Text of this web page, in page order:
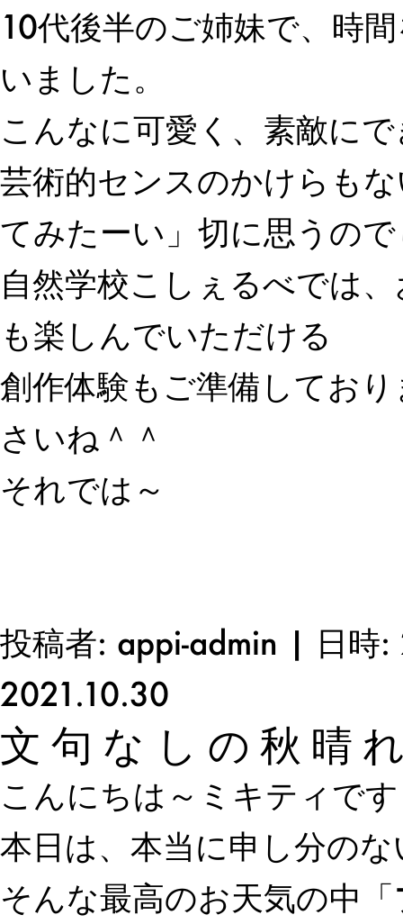
10代後半のご姉妹で、時
いました。
こんなに可愛く、素敵に
芸術的センスのかけらも
てみたーい」切に思うの
自然学校こしぇるべでは
も楽しんでいただける
創作体験もご準備してお
さいね＾＾
それでは～
投稿者: appi-admin | 日時:
2021.10.30
文句なしの秋晴
こんにちは～ミキティで
本日は、本当に申し分の
そんな最高のお天気の中「